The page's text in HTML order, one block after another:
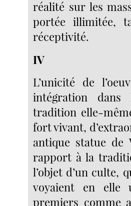
réalité sur les
portée illimitée,
réceptivité.
IV
L’unicité de
intégration
tradition elle-
fort vivant,
antique statue de
rapport à la
l’objet d’un culte,
voyaient en elle
premiers comme